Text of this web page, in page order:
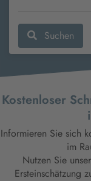
Kostenloser
Informieren Sie sich
im
Nutzen Sie
Ersteinschätzung
Suchen